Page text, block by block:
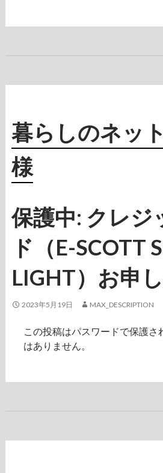
暮らしのネッ
様
保護中: クレジ
ド（E-SCOTT
LIGHT）お申
2023年5月19日 MAX_DESCRIPTION
この投稿はパスワードで保護さ
はありません。